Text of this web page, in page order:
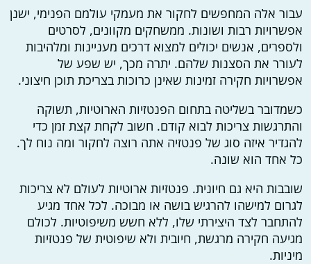
עבור אלה המחפשים לחקור את מעמקי עולמם הפנימי, ישנן
אפשרויות רבות ושונות. ממשחקים מקוונים, לסרטים
ולספרים, אנשים יכולים למצוא דרכים מעניינות ומלהיבות
לעורר את הסצנות שלהם. יתרה מכך, יש שפע של
אפשרויות חקירה זמינות שאינן כרוכות בצריכת תוכן חיצוני.
כשמדובר בשליטה בתחום הפנטזיות הארוטיות, תשוקה
והתרגשות צריכות לבוא קודם. חשוב לקחת קצת זמן כדי
להגדיר איזה סוג של פנטזיה אתה רוצה לחקור ומה נוח לך.
כל אחד הוא שונה.
שובבות היא גם חיונית. פנטזיות ארוטיות לעולם לא צריכות
לגרום למישהו להרגיש בושה או מבוכה. לכל אחד מגיע
להתחבר לצד היצירתי שלו, ללא חשש משיפוטיות. לכולם
מגיעה חקירה מרגשת, חיובית ולא שיפוטית של פנטזיות
מיניות.